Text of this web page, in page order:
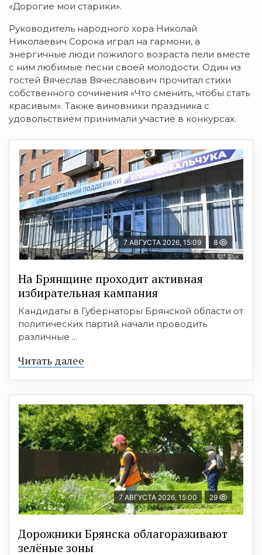
«Дорогие мои старики».
Руководитель народного хора Николай
Николаевич Сорока играл на гармони, а
энергичные люди пожилого возраста пели вместе
с ним любимые песни своей молодости. Один из
гостей Вячеслав Вячеславович прочитал стихи
собственного сочинения «Что сменить, чтобы стать
красивым». Также виновники праздника с
удовольствием принимали участие в конкурсах.
7 АВГУСТА 2026, 15:09 8
На Брянщине проходит активная
избирательная кампания
Кандидаты в Губернаторы Брянской области от
политических партий начали проводить
различные ...
Читать далее
7 АВГУСТА 2026, 15:00 29
Дорожники Брянска облагораживают
зелёные зоны